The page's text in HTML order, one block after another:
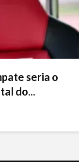
seria o
do...